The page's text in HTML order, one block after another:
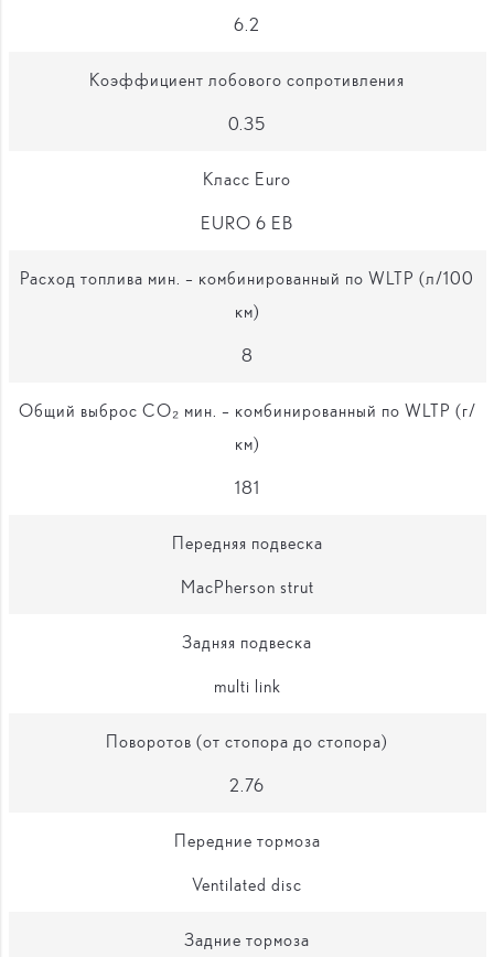
6.2
Коэффициент лобового сопротивления
0.35
Класс Euro
EURO 6 EB
Расход топлива мин. – комбинированный по WLTP (л/100
км)
8
Общий выброс CO₂ мин. – комбинированный по WLTP (г/
км)
181
Передняя подвеска
MacPherson strut
Задняя подвеска
multi link
Поворотов (от стопора до стопора)
2.76
Передние тормоза
Ventilated disc
Задние тормоза